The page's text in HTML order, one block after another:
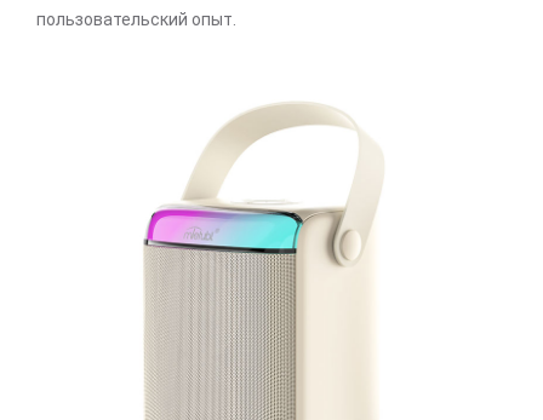
пользовательский опыт.